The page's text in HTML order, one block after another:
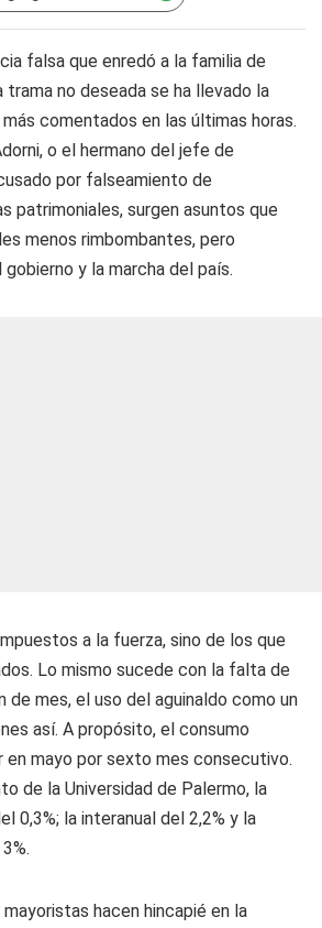
falsa que enredó a la familia de
trama no deseada se ha llevado la
comentados en las últimas horas.
o el hermano del jefe de
por falseamiento de
patrimoniales, surgen asuntos que
menos rimbombantes, pero
y la marcha del país.
a la fuerza, sino de los que
Lo mismo sucede con la falta de
de mes, el uso del aguinaldo como un
así. A propósito, el consumo
en mayo por sexto mes consecutivo.
de la Universidad de Palermo, la
0,3%; la interanual del 2,2% y la
hacen hincapié en la